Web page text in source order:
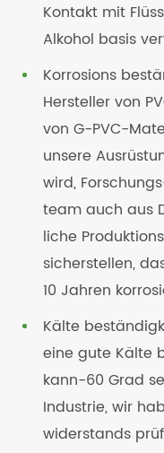
Kontakt mit
Alkohol basis
Korrosions
Hersteller von
von G-PVC-
unsere
wird,
team auch aus
liche
sicherstellen,
10 Jahren
Kälte
eine gute Kälte
kann-60 Grad
Industrie, wir
widerstands